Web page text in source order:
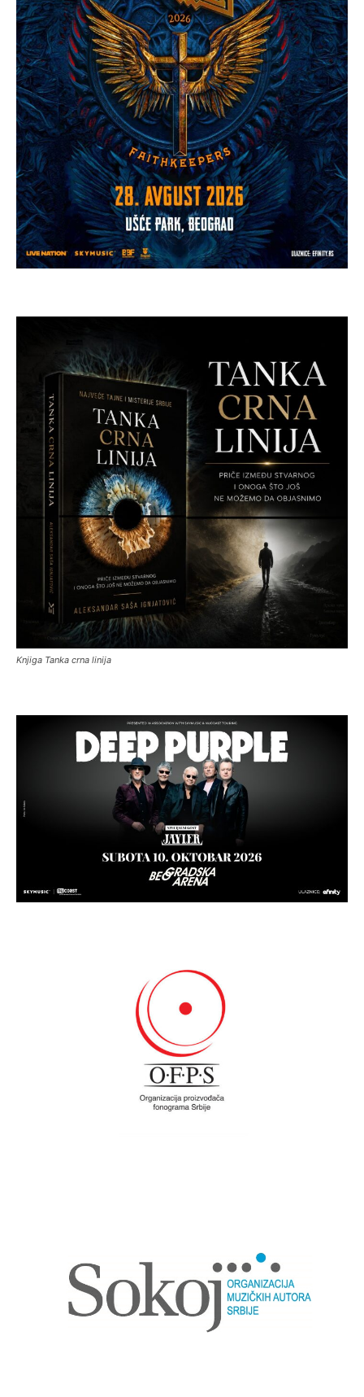
Knjiga Tanka crna linija